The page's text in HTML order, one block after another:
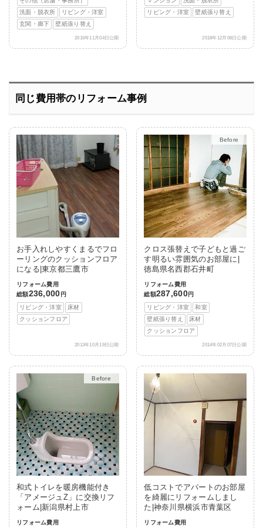
洗面・脱衣所
リビング・洋室
玄関・廊下
壁紙張り替え
2016年11月04日公開
リビング・洋室
壁紙張り替え
2018年12月08日公開
同じ費用帯のリフォーム事例
お手入れしやすくまるでフロ
ーリングのクッションフロア
になる|東京都三鷹市
リフォーム費用
総額236,000 円
リビング・洋室
床材
クッションフロア
2013年10月19日公開
After
クロス張替えで子どもと過ご
す明るい雰囲気のお部屋に|
徳島県名西郡石井町
リフォーム費用
総額287,600円
リビング・洋室
和室
壁紙張り替え
床材
クッションフロア
2014年02月07日公開
After
和式トイレを暖房機能付き
「アメージュZ」に交換リフ
ォーム|新潟県村上市
リフォーム費用
低コストでアパートのお部屋
を綺麗にリフォームしまし
た|神奈川県横浜市青葉区
リフォーム費用